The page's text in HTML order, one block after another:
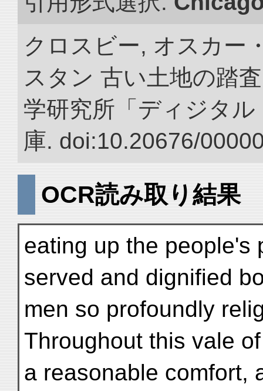
クロスビー, オスカー
スタン 古い土地の踏
学研究所「ディジタ
庫. doi:10.20676/
OCR読み取り結果
eating up the people's
served and dignified
men so profoundly
Throughout this vale
a reasonable comfort,